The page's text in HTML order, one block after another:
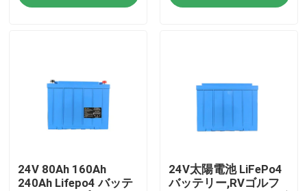
品質管理
リチウム イオンライフポ4電池
24V 80Ah 160Ah
240Ah Lifepo4 バッテ
24V太陽電池 LiFePo4
バッテリー,RVゴルフ